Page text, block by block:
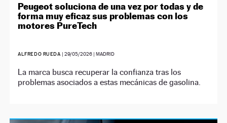
Peugeot soluciona de una vez por todas y de
forma muy eficaz sus problemas con los
motores PureTech
ALFREDO RUEDA |29/05/2026 | MADRID
La marca busca recuperar la confianza tras los
problemas asociados a estas mecánicas de gasolina.